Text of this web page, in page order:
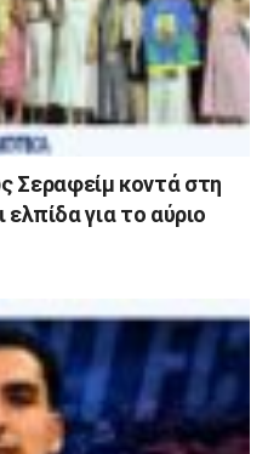
Σεραφείμ κοντά στη
ελπίδα για το αύριο